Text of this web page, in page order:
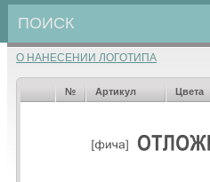
О НАНЕСЕНИИ ЛОГОТИПА
№ Артикул Цвета